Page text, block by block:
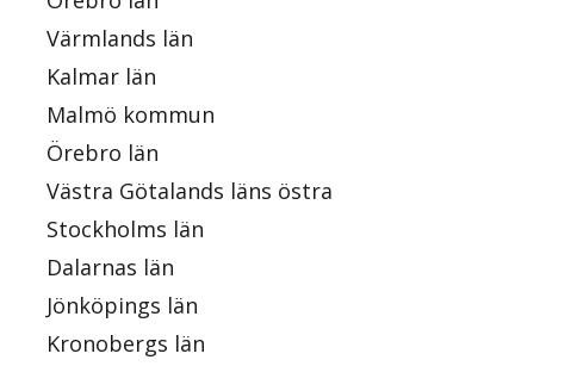
Värmlands län
Kalmar län
Malmö kommun
Örebro län
Västra Götalands läns östra
Stockholms län
Dalarnas län
Jönköpings län
Kronobergs län